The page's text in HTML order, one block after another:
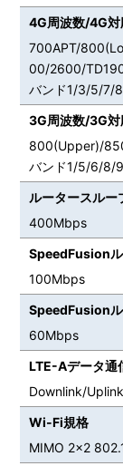
4G周波数/4G対
700APT/
00/2600/
バンド1/3/5/7/
3G周波数/3G対
800(Upper)/
バンド1/5/6/8/
ルータースルー
400Mbps
SpeedFusion
100Mbps
SpeedFusion
60Mbps
LTE-Aデータ通
Downlink/
Wi-Fi規格
MIMO 2×2